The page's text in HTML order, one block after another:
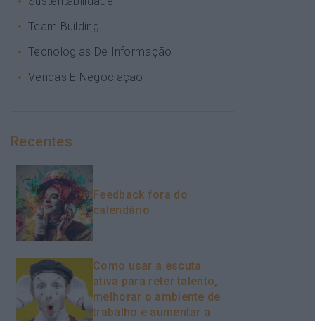
Team Building
Tecnologias De Informação
Vendas E Negociação
Recentes
Feedback fora do
calendário
Como usar a escuta
ativa para reter talento,
melhorar o ambiente de
trabalho e aumentar a